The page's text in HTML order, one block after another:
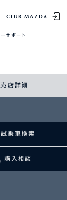
CLUB MAZDA
サポート
店詳細
試乗車検索
購入相談